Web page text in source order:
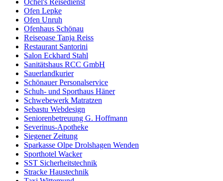
Ofen Lepke
Ofen Unruh
Ofenhaus Schönau
Reiseoase Tanja Reiss
Restaurant Santorini
Salon Eckhard Stahl
Sanitätshaus RCC GmbH
Sauerlandkurier
Schönauer Personalservice
Schuh- und Sporthaus Häner
Schwebewerk Matratzen
Sebastu Webdesign
Seniorenbetreuung G. Hoffmann
Severinus-Apotheke
Siegener Zeitung
Sparkasse Olpe Drolshagen Wenden
Sporthotel Wacker
SST Sicherheitstechnik
Stracke Haustechnik